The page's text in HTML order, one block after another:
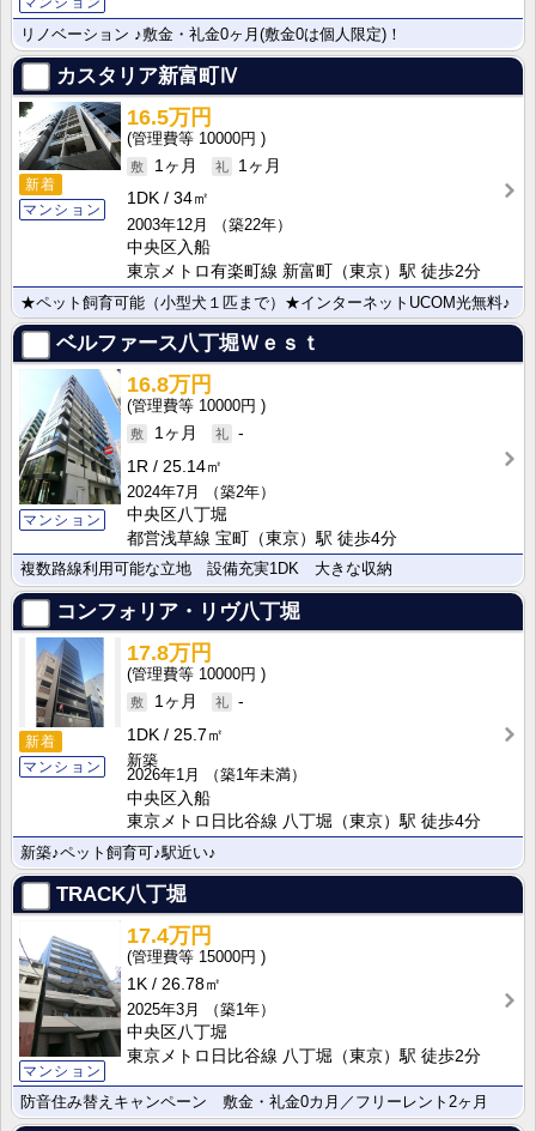
リノベーション ♪敷金・礼金0ヶ月(敷金0は個人限定)！
カスタリア新富町Ⅳ
新着
マンション
16.5万円
10000円
1ヶ月
1ヶ月
1DK
34㎡
2003年12月
（築22年）
中央区入船
東京メトロ有楽町線 新富町（東京）駅 徒歩2分
★ペット飼育可能（小型犬１匹まで）★インターネットUCOM光無料♪
ベルファース八丁堀Ｗｅｓｔ
マンション
16.8万円
10000円
1ヶ月
-
1R
25.14㎡
2024年7月
（築2年）
中央区八丁堀
都営浅草線 宝町（東京）駅 徒歩4分
複数路線利用可能な立地 設備充実1DK 大きな収納
コンフォリア・リヴ八丁堀
新着
マンション
17.8万円
10000円
1ヶ月
-
1DK
25.7㎡
新築
2026年1月
（築1年未満）
中央区入船
東京メトロ日比谷線 八丁堀（東京）駅 徒歩4分
新築♪ペット飼育可♪駅近い♪
TRACK八丁堀
マンション
17.4万円
15000円
1K
26.78㎡
2025年3月
（築1年）
中央区八丁堀
東京メトロ日比谷線 八丁堀（東京）駅 徒歩2分
防音住み替えキャンペーン 敷金・礼金0カ月／フリーレント2ヶ月